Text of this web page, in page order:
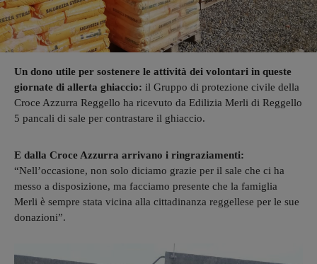
Un dono utile per sostenere le attività dei volontari in queste
giornate di allerta ghiaccio: il Gruppo di protezione civile della
Croce Azzurra Reggello ha ricevuto da Edilizia Merli di Reggello
5 pancali di sale per contrastare il ghiaccio.
E dalla Croce Azzurra arrivano i ringraziamenti:
“Nell’occasione, non solo diciamo grazie per il sale che ci ha
messo a disposizione, ma facciamo presente che la famiglia
Merli è sempre stata vicina alla cittadinanza reggellese per le sue
donazioni”.